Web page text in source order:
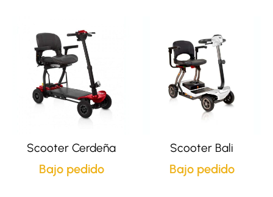
Scooter Cerdeña
Bajo pedido
Scooter Bali
Bajo pedido